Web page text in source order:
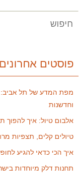
פוסטים אחרונים
מפת המדע של תל אביב:
וחדשנות
אלבום טיול: איך להפוך
טיולים קלים, תצפיות
איך הכי כדאי להגיע
תחנות דלק מיוחדות